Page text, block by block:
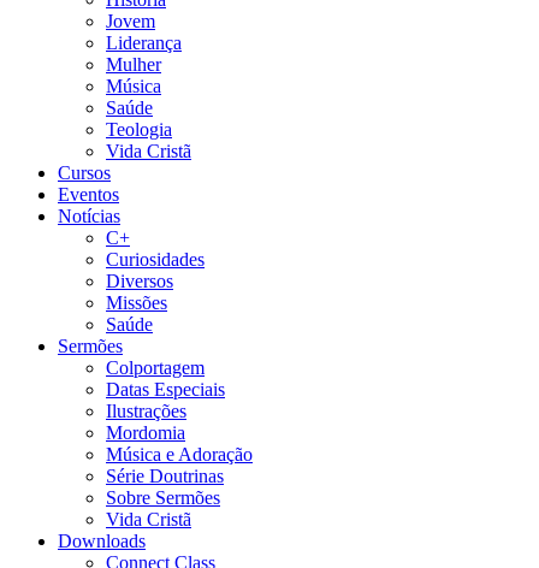
Jovem
Liderança
Mulher
Música
Saúde
Teologia
Vida Cristã
Cursos
Eventos
Notícias
C+
Curiosidades
Diversos
Missões
Saúde
Sermões
Colportagem
Datas Especiais
Ilustrações
Mordomia
Música e Adoração
Série Doutrinas
Sobre Sermões
Vida Cristã
Downloads
Connect Class